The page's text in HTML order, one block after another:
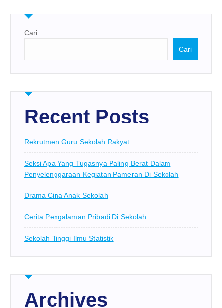
Cari
Cari
Recent Posts
Rekrutmen Guru Sekolah Rakyat
Seksi Apa Yang Tugasnya Paling Berat Dalam
Penyelenggaraan Kegiatan Pameran Di Sekolah
Drama Cina Anak Sekolah
Cerita Pengalaman Pribadi Di Sekolah
Sekolah Tinggi Ilmu Statistik
Archives